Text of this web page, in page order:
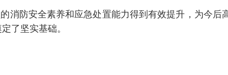
消防安全素养和应急处置能力得到有效提升，为今后
了坚实基础。